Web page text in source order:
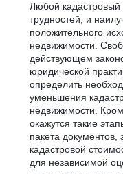
Любой
трудностей, и
положительного
недвижимости.
действующем
юридической
определить
уменьшения
недвижимости.
окажутся такие
пакета документов,
кадастровой
для независимой